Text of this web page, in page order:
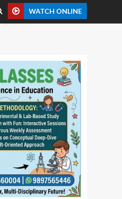
WATCH ONLINE